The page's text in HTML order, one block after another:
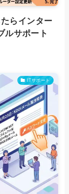
らインター
ルサポート
ITサポート